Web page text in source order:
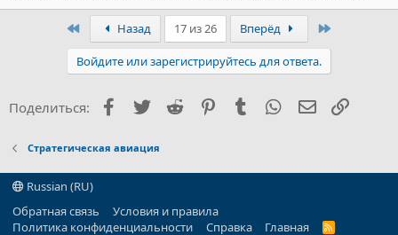
ПервыйНазад 17 из 26 Вперёд
Войдите или зарегистрируйтесь для ответа.
Поделиться: Facebook
Twitter Reddit PinterestTumblr WhatsApp
Стратегическая авиация
Russian (RU)
Обратная связь
Условия и правила
Политика конфиденциальности
Справка Главная
R